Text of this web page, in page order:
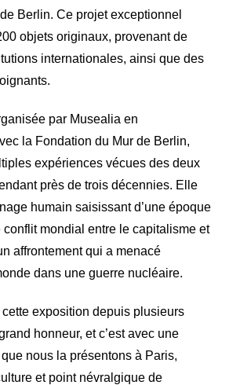
Berlin. Ce projet exceptionnel
objets originaux, provenant de
internationales, ainsi que des
par Musealia en
la Fondation du Mur de Berlin,
expériences vécues des deux
près de trois décennies. Elle
humain saisissant d’une époque
conflit mondial entre le capitalisme et
affrontement qui a menacé
dans une guerre nucléaire.
exposition depuis plusieurs
honneur, et c’est avec une
nous la présentons à Paris,
et point névralgique de